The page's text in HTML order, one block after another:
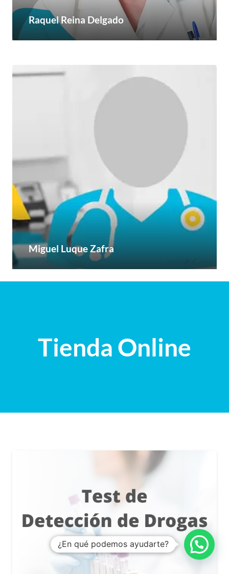
Raquel Reina Delgado
Miguel Luque Zafra
Tienda Online
¿En qué podemos ayudarte?